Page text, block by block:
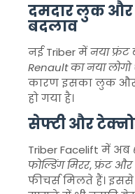
दमदार लुक और
बदलाव
नई Triber मेंनया फ्रंट
Renault का नया लोगो
कारण इसका लुक और
हो गया है।
सेफ्टी और
Triber Facelift में अब
फोल्डिंग मिरर,फ्रंट और
फीचर्स मिलते हैं।